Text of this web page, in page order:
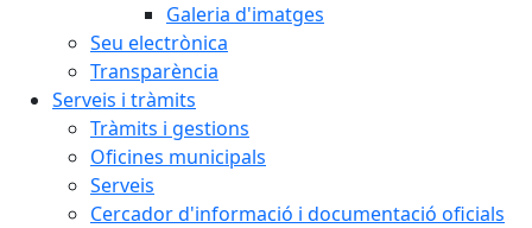
Galeria d'imatges
Seu electrònica
Transparència
Serveis i tràmits
Tràmits i gestions
Oficines municipals
Serveis
Cercador d'informació i documentació oficials